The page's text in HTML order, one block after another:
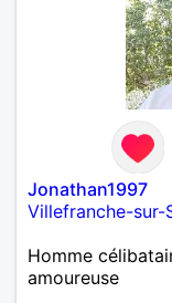
Jonathan1997
Villefranche-sur-
Homme
amoureuse